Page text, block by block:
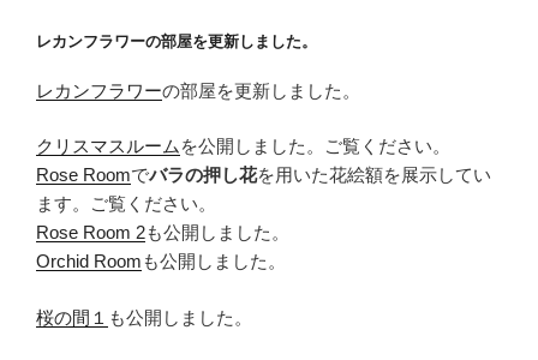
ン
レカンフラワーの部屋を更新しました。
レカンフラワーの部屋を更新しました。
クリスマスルーム を公開しました。ご覧ください。
Rose Roomでバラの押し花を用いた花絵額を展示してい
ます。ご覧ください。
Rose Room 2も公開しました。
Orchid Room も公開しました。
桜の間１ も公開しました。